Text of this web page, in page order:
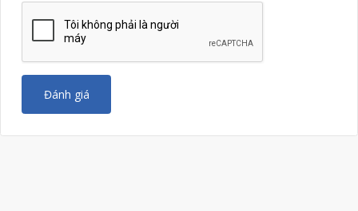
Đánh giá